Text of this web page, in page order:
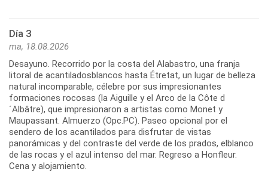
Día 3
ma, 18.08.2026
Desayuno. Recorrido por la costa del Alabastro, una franja
litoral de acantiladosblancos hasta Étretat, un lugar de belleza
natural incomparable, célebre por sus impresionantes
formaciones rocosas (la Aiguille y el Arco de la Côte d
´Albâtre), que impresionaron a artistas como Monet y
Maupassant. Almuerzo (Opc.PC). Paseo opcional por el
sendero de los acantilados para disfrutar de vistas
panorámicas y del contraste del verde de los prados, elblanco
de las rocas y el azul intenso del mar. Regreso a Honfleur.
Cena y alojamiento.